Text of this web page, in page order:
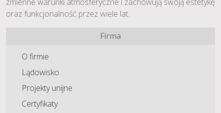
oraz funkcjonalność przez wiele lat.
Firma
O firmie
Lądowisko
Projekty unijne
Certyfikaty